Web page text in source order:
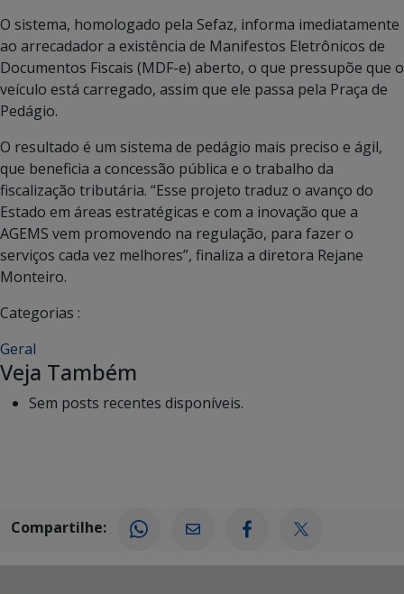
O sistema, homologado pela Sefaz, informa imediatamente
ao arrecadador a existência de Manifestos Eletrônicos de
Documentos Fiscais (MDF-e) aberto, o que pressupõe que o
veículo está carregado, assim que ele passa pela Praça de
Pedágio.
O resultado é um sistema de pedágio mais preciso e ágil,
que beneficia a concessão pública e o trabalho da
fiscalização tributária. “Esse projeto traduz o avanço do
Estado em áreas estratégicas e com a inovação que a
AGEMS vem promovendo na regulação, para fazer o
serviços cada vez melhores”, finaliza a diretora Rejane
Monteiro.
Categorias :
Geral
Veja Também
Sem posts recentes disponíveis.
Compartilhe: